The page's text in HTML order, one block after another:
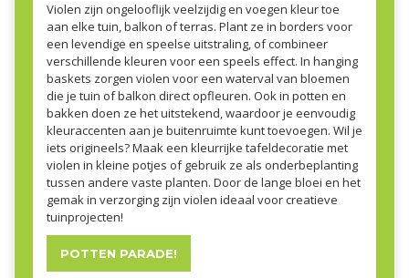
Violen zijn ongelooflijk veelzijdig en voegen kleur toe
aan elke tuin, balkon of terras. Plant ze in borders voor
een levendige en speelse uitstraling, of combineer
verschillende kleuren voor een speels effect. In hanging
baskets zorgen violen voor een waterval van bloemen
die je tuin of balkon direct opfleuren. Ook in potten en
bakken doen ze het uitstekend, waardoor je eenvoudig
kleuraccenten aan je buitenruimte kunt toevoegen. Wil je
iets origineels? Maak een kleurrijke tafeldecoratie met
violen in kleine potjes of gebruik ze als onderbeplanting
tussen andere vaste planten. Door de lange bloei en het
gemak in verzorging zijn violen ideaal voor creatieve
tuinprojecten!
POTTEN PARADE!